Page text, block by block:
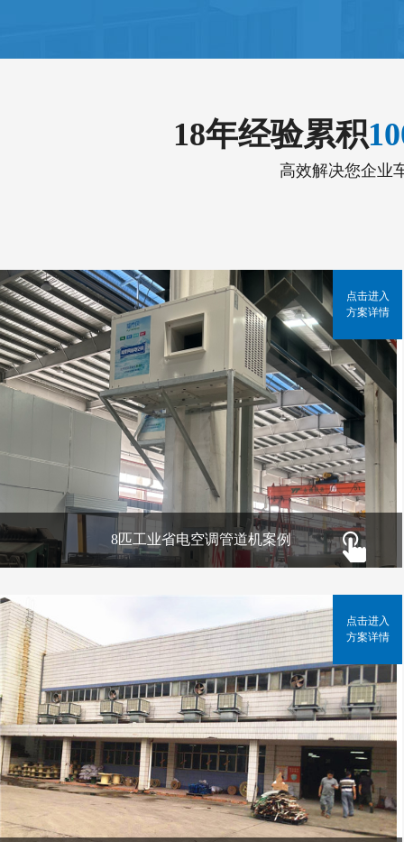
18年经验累积
高效解决您企业
8匹工业省电空调管道机案例
点击进入
方案详情
点击进入
方案详情